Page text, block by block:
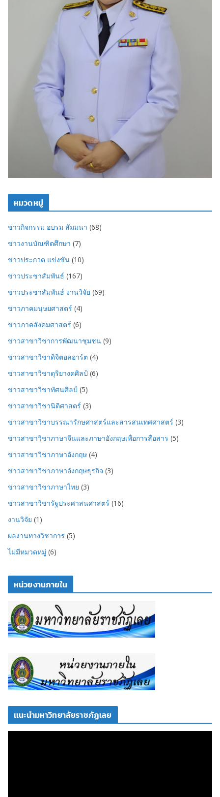
หมวดหมู่
ข่าวกิจกรรม อบรม สัมมนา (68)
ข่าวงานบัณฑิตศึกษา (7)
ข่าวประกวด แข่งขัน (10)
ข่าวประชาสัมพันธ์ (167)
ข่าวประชาสัมพันธ์ งานวิจัย (69)
ข่าวภาคมนุษยศาสตร์ (4)
ข่าวภาคสังคมศาสตร์ (6)
ข่าวสาขาวิชาการพัฒนาชุมชน (9)
ข่าวสาขาวิชาดิจิตอลอาร์ต (4)
ข่าวสาขาวิชาดุริยางคศิลป์ (6)
ข่าวสาขาวิชาทัศนศิลป์ (5)
ข่าวสาขาวิชานิติศาสตร์ (3)
ข่าวสาขาวิชาบรรณารักษศาสตร์และสารสนเทศศาสตร์ (3)
ข่าวสาขาวิชาภาษาจีนและภาษาอังกฤษเพื่อการสื่อสาร (5)
ข่าวสาขาวิชาภาษาอังกฤษ (4)
ข่าวสาขาวิชาภาษาอังกฤษธุรกิจ (3)
ข่าวสาขาวิชาภาษาไทย (3)
ข่าวสาขาวิชารัฐประศาสนศาสตร์ (16)
งานวิจัย (1)
ผลงานทางวิชาการ (5)
ไม่มีหมวดหมู่ (6)
หน่วยงานภายใน
เเนะนำมหาวิทยาลัยราชภัฏเลย